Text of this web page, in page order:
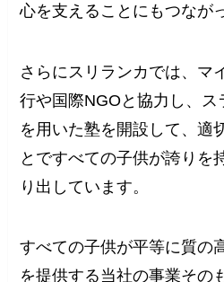
心を支えることにもつなが
さらにスリランカでは、マ
行や国際NGOと協力し、
を用いた塾を開設して、適
とですべての子供が誇りを
り出しています。
すべての子供が平等に質の
を提供する当社の事業その